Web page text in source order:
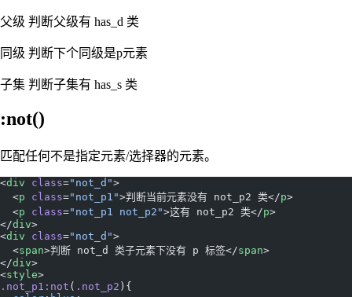
父级 判断父级有 has_d 类
同级 判断下个同级是p元素
子集 判断子集有 has_s 类
:not()
匹配任何不是指定元素/选择器的元素。
<div class="not_d">
  <
p class="not_p1">判断当前元素没有 not_p2 类</p>
  <
p class="not_p1 not_p2">这有 not_p2 类</p>
</div>
<div class="not_d">
  <
span>判断 not_d 类子元素下没有 p 标签</span>
</div>
<style>
.not_p1:not ( .not_p2 ){